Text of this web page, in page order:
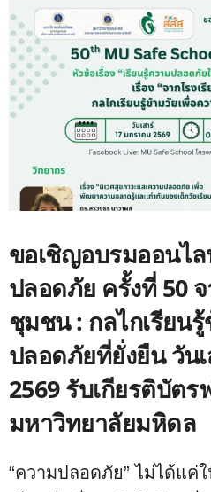
ขอเชิญอบรมออนไล
ปลอดภัย ครั้งที่ 50 จ
ชุมชน : กลไกเรียน
ปลอดภัยที่ยั่งยืน วัน
2569 รับเกียรติบัตร
มหาวิทยาลัยมหิดล
“ความปลอดภัย” ไม่ได้แค่